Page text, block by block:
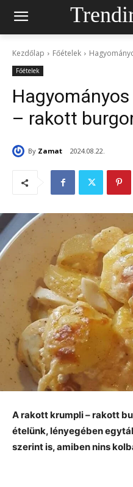
Kezdőlap Főételek
Főételek
– rakott
By Zamat 2024.08.22.
A rakott krumpli – rakott
ételünk, lényegében
szerint is, amiben nins